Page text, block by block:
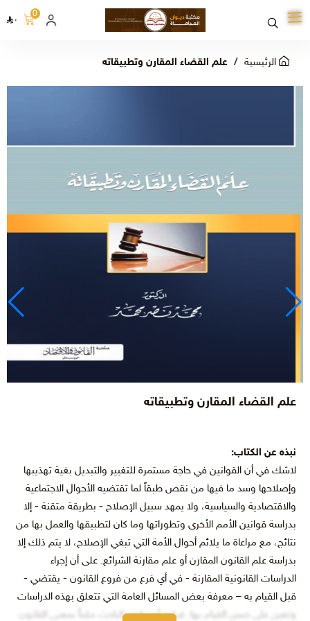
0
٠
الرئيسية علم القضاء المقارن وتطبيقاته
علم القضاء المقارن وتطبيقاته
نبذه عن الكتاب:
لاشك في أن القوانين في حاجة مستمرة للتغيير والتبديل بغية تهذيبها
وإصلاحها وسد ما فيها من نقص طبقاً لما تقتضيه الأحوال الاجتماعية
والاقتصادية والسياسية، ولا يمهد سبيل الإصلاح - بطريقة متقنة - إلا
بدراسة قوانين الأمم الأخرى وتطوراتها وما كان لتطبيقها والعمل بها من
نتائج، مع مراعاة ما يلائم أحوال الأمة التي تبغي الإصلاح، لا يتم ذلك إلا
بدراسة علم القانون المقارن أو علم مقارنة الشرائع. على أن إجراء
الدراسات القانونية المقارنة - في أي فرع من فروع القانون - يقتضي -
قبل القيام به – معرفة بعض المسائل العامة التي تتعلق بهذه الدراسات
وتعين على حسن القيام بها. فيلزم أن يكون الباحث ملماً بمعنى القانون